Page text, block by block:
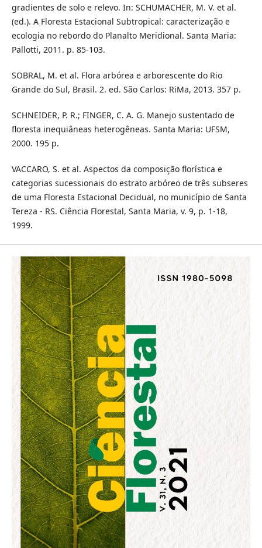
gradientes de solo e relevo. In: SCHUMACHER, M. V. et al.
(ed.). A Floresta Estacional Subtropical: caracterização e
ecologia no rebordo do Planalto Meridional. Santa Maria:
Pallotti, 2011. p. 85-103.
SOBRAL, M. et al. Flora arbórea e arborescente do Rio
Grande do Sul, Brasil. 2. ed. São Carlos: RiMa, 2013. 357 p.
SCHNEIDER, P. R.; FINGER, C. A. G. Manejo sustentado de
floresta inequiâneas heterogêneas. Santa Maria: UFSM,
2000. 195 p.
VACCARO, S. et al. Aspectos da composição florística e
categorias sucessionais do estrato arbóreo de três subseres
de uma Floresta Estacional Decidual, no município de Santa
Tereza - RS. Ciência Florestal, Santa Maria, v. 9, p. 1-18,
1999.